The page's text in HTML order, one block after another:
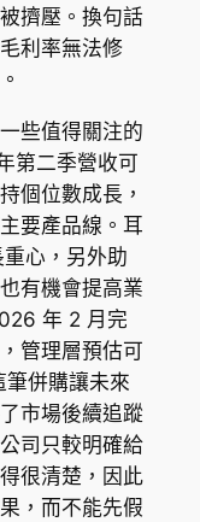
擠壓。換句話
利率無法修
些值得關注的
第二季營收可
個位數成長，
要產品線。耳
心，另外助
有機會提高業
年 2 月完
管理層預估可
併購讓未來
市場後續追蹤
司只較明確給
很清楚，因此
，而不能先假